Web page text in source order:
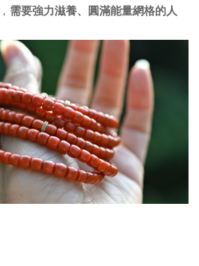
需要強力滋養、圓滿能量網格的人